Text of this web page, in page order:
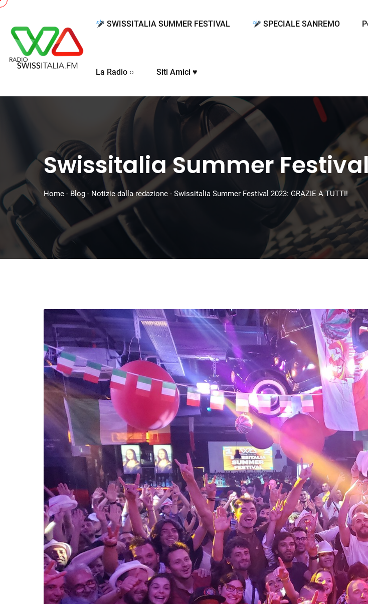
SWISSITALIA SUMMER FESTIVAL SPECIALE SANREMO
La Radio ○ Siti Amici ♥
Swissitalia Summer Festival
Home - Blog - Notizie dalla redazione - Swissitalia Summer Festival 2023: GRAZIE A TUTTI!